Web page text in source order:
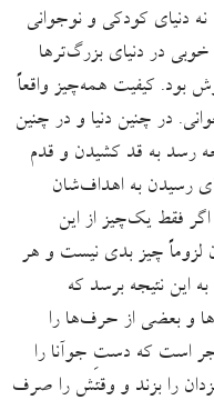
دنیای کودکی و نوجوانی
در دنیای بزرگ‌ترها
بود. کیفیت همه‌چیز واقعاً
در چنین دنیا و در چنین
رسد به قد کشیدن و قدم
رسیدن به اهداف‌شان
فقط یک‌چیز از این
لزوماً چیز بدی نیست و هر
نتیجه برسد که
و بعضی از حرف‌ها را
است که دستِ جوآنا را
را بزند و وقتش را صرف